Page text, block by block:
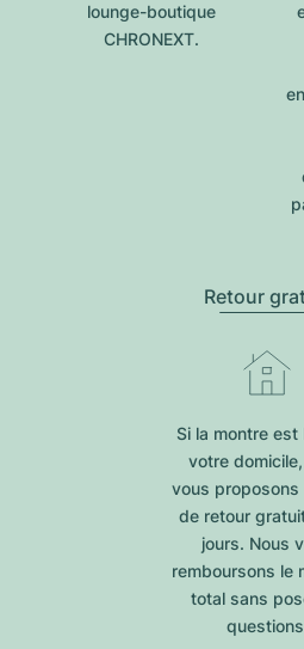
lounge-boutique
CHRONEXT.
Retour
Si la montre est
votre
vous proposons
de retour
jours. Nous
remboursons le
total sans